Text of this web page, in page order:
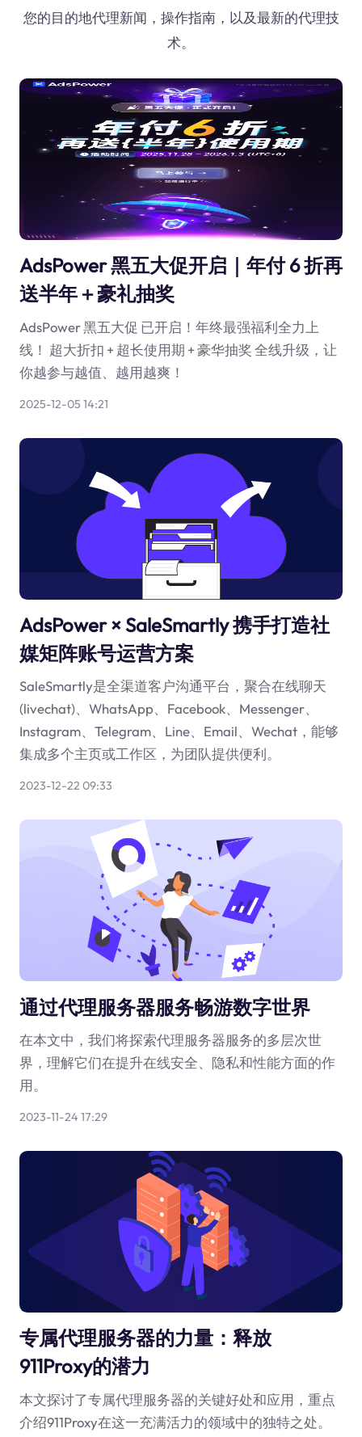
您的目的地代理新闻，操作指南，以及最新的代理技
术。
AdsPower 黑五大促开启｜年付 6 折再
送半年＋豪礼抽奖
AdsPower 黑五大促 已开启！年终最强福利全力上
线！ 超大折扣 + 超长使用期 + 豪华抽奖 全线升级，让
你越参与越值、越用越爽！
2025-12-05 14:21
AdsPower × SaleSmartly 携手打造社
媒矩阵账号运营方案
SaleSmartly是全渠道客户沟通平台，聚合在线聊天
(livechat)、WhatsApp、Facebook、Messenger、
Instagram、Telegram、Line、Email、Wechat，能够
集成多个主页或工作区，为团队提供便利。
2023-12-22 09:33
通过代理服务器服务畅游数字世界
在本文中，我们将探索代理服务器服务的多层次世
界，理解它们在提升在线安全、隐私和性能方面的作
用。
2023-11-24 17:29
专属代理服务器的力量：释放
911Proxy的潜力
本文探讨了专属代理服务器的关键好处和应用，重点
介绍911Proxy在这一充满活力的领域中的独特之处。